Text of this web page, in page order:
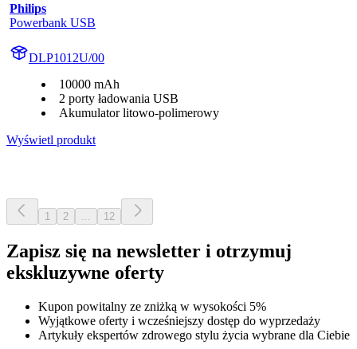
Philips
Powerbank USB
DLP1012U/00
10000 mAh
2 porty ładowania USB
Akumulator litowo-polimerowy
Wyświetl produkt
1 2 12
Zapisz się na newsletter i otrzymuj
ekskluzywne oferty
Kupon powitalny ze zniżką w wysokości 5%
Wyjątkowe oferty i wcześniejszy dostęp do wyprzedaży
Artykuły ekspertów zdrowego stylu życia wybrane dla Ciebie